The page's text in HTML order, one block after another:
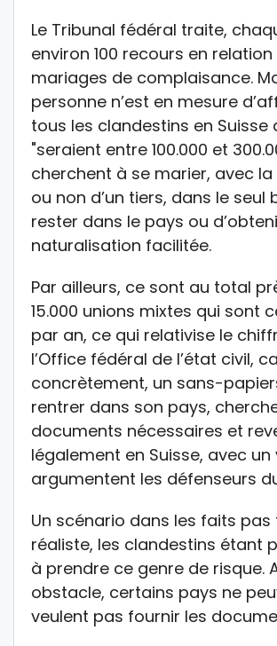
Le Tribunal fédéral traite,
environ 100 recours en
mariages de complaisance.
personne n’est en mesure
tous les clandestins en Suisse
"seraient entre 100.000 et
cherchent à se marier, avec
ou non d’un tiers, dans le seul
rester dans le pays ou
naturalisation facilitée.
Par ailleurs, ce sont au total
15.000 unions mixtes qui sont
par an, ce qui relativise le
l’Office fédéral de l’état civil,
concrètement, un sans-
rentrer dans son pays,
documents nécessaires et
légalement en Suisse, avec un
argumentent les défenseurs
Un scénario dans les faits pas
réaliste, les clandestins étant
à prendre ce genre de risque.
obstacle, certains pays ne
veulent pas fournir les